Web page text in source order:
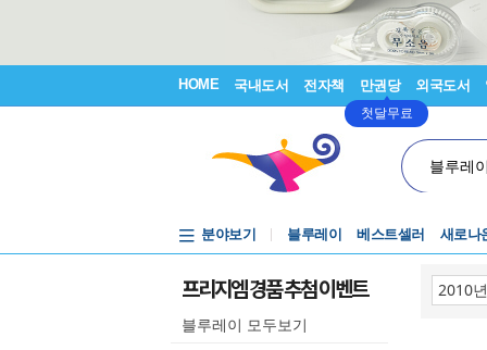
HOME 국내도서 전자책 만권당
첫달무료
외국도서
블루레
분야보기 블루레이 베스트셀러 새로나
프리지엠 경품 추첨 이벤트
블루레이 모두보기